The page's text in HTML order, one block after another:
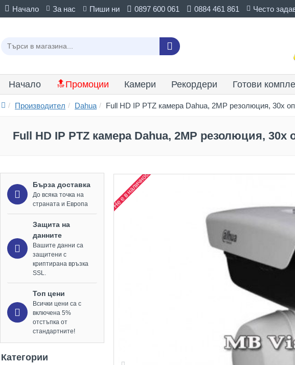
Начало За нас Пиши ни 0897 600 061 0884 461 861 Често
Начало 🔝Промоции Камери Рекордери Готови
Производител Dahua Full HD IP PTZ камера Dahua, 2MP резолюция, 30x
Full HD IP PTZ камера Dahua, 2MP резолюция,
Бърза доставка
До всяка точка на
страната и Европа
Защита на
данните
Вашите данни са
защитени с
криптирана връзка
SSL.
Топ цени
Всички цени са с
включена 5%
отстъпка от
стандартните!
Категории
Не е в наличност